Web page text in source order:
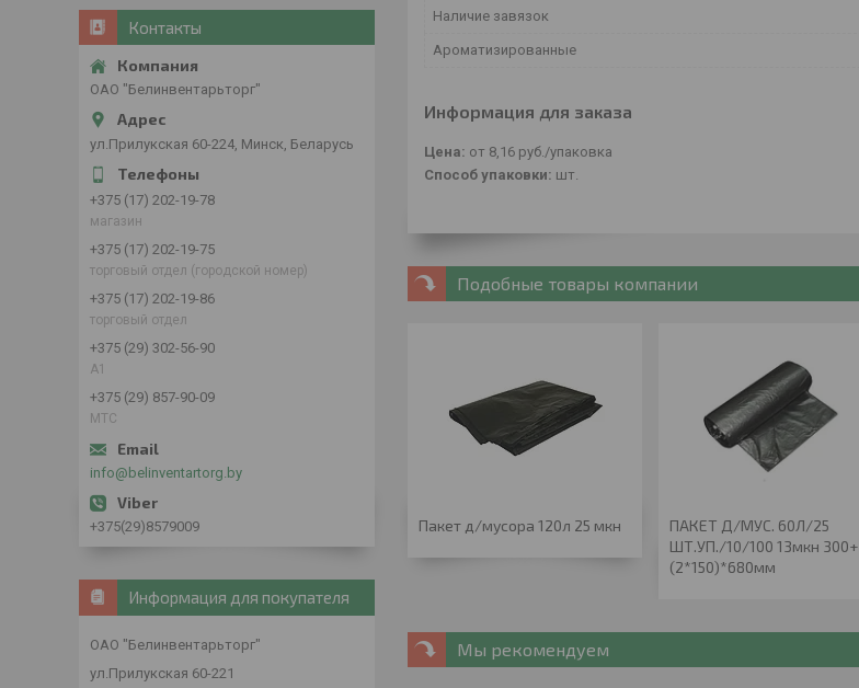
Наличие завязок
Ароматизированные
Информация для заказа
Цена: от 8,16 руб./упаковка
Способ упаковки: шт.
Подобные товары компании
Пакет д/мусора 120л 25 мкн
ПАКЕТ Д/МУС. 60Л/25
ШТ.УП./10/100 13мкн 300+
(2*150)*680мм
Мы рекомендуем
Контакты
ОАО "Белинвентарьторг"
ул.Прилукская 60-224, Минск, Беларусь
+375 (17) 202-19-78
магазин
+375 (17) 202-19-75
торговый отдел (городской номер)
+375 (17) 202-19-86
торговый отдел
+375 (29) 302-56-90
А1
+375 (29) 857-90-09
МТС
info@belinventartorg.by
+375(29)8579009
Информация для покупателя
ОАО "Белинвентарьторг"
ул.Прилукская 60-221